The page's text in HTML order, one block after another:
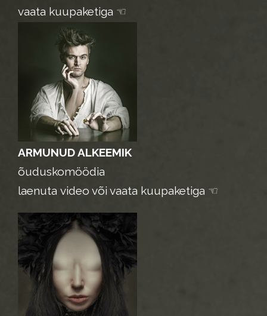
vaata kuupaketiga ☜
ARMUNUD ALKEEMIK
õuduskomöödia
laenuta video või vaata kuupaketiga ☜